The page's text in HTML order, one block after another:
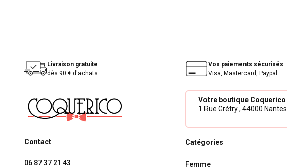
Livraison gratuite
dès 90 € d'achats
Vos paiements sécurisés
Visa, Mastercard, Paypal
Votre boutique Coquerico
1 Rue Grétry , 44000 Nantes
Contact
06 87 37 21 43
Catégories
Femme